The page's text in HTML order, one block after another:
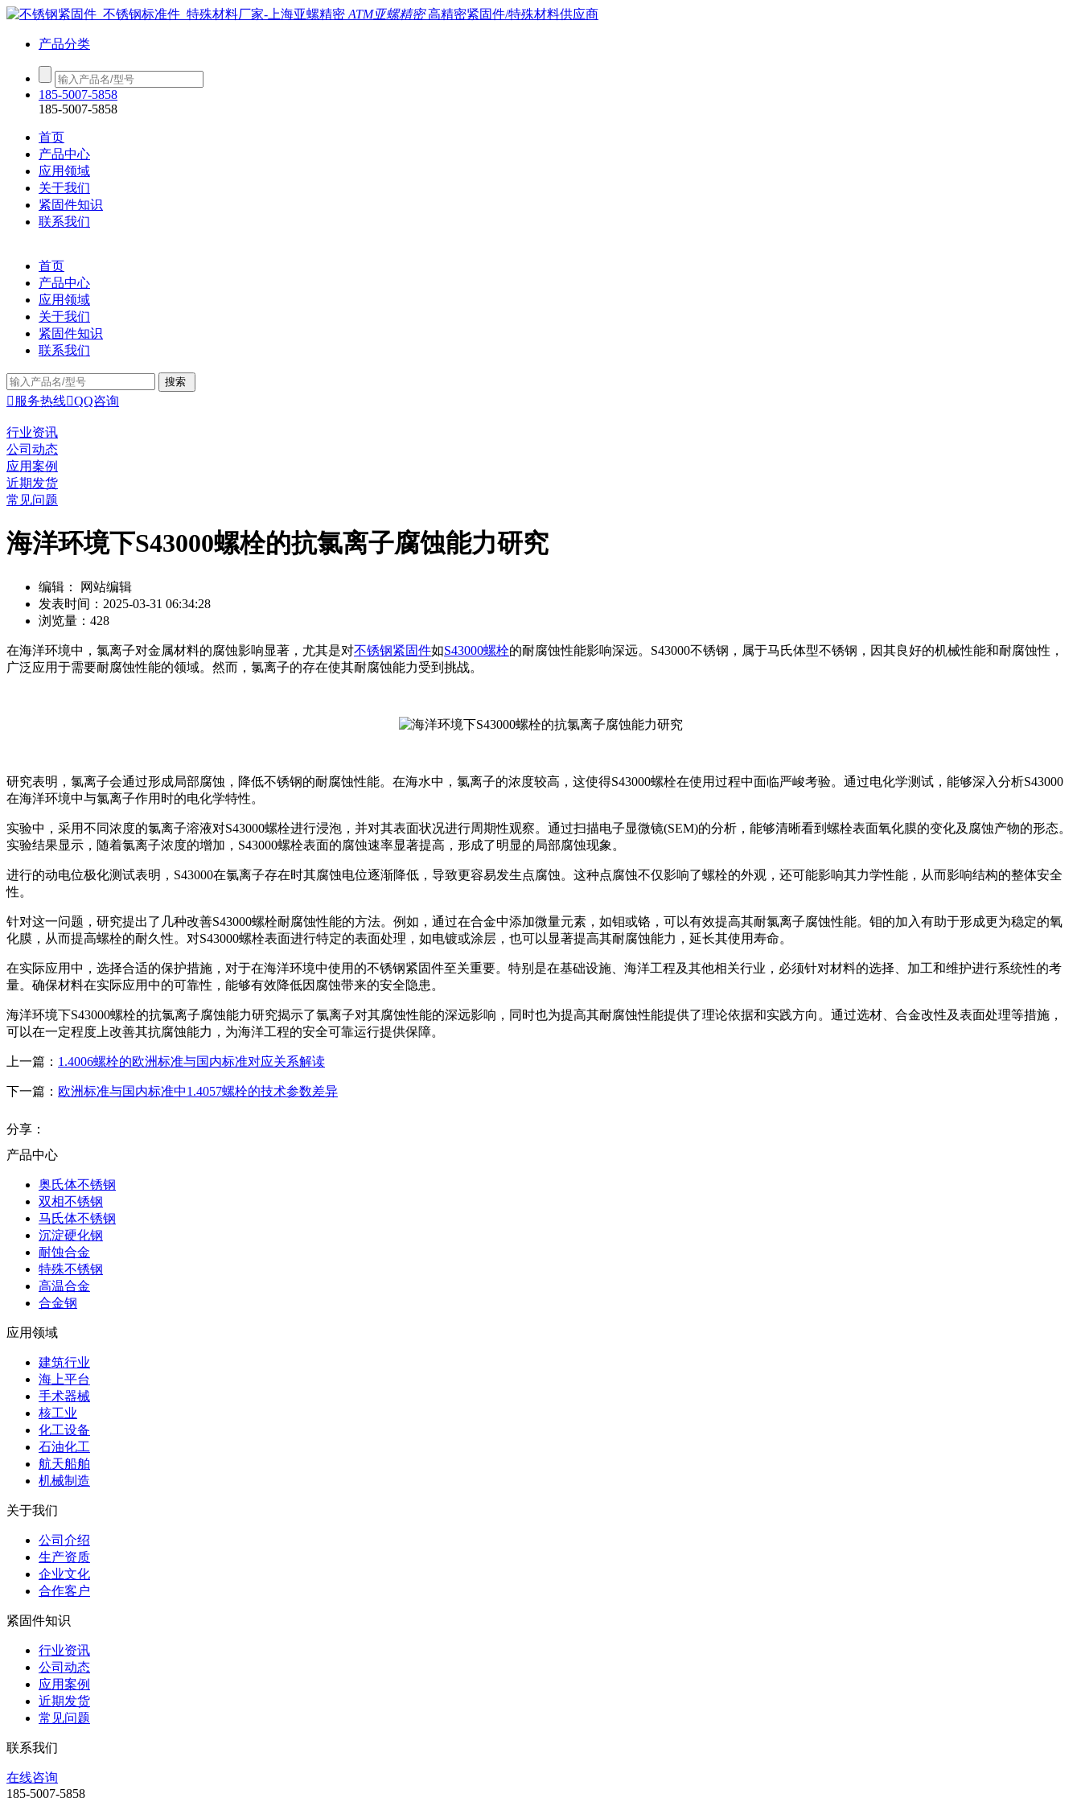
ATM亚螺精密高精密紧固件/特殊材料供应商
产品分类
185-5007-5858
185-5007-5858
首页
产品中心
应用领域
关于我们
紧固件知识
联系我们
首页
产品中心
应用领域
关于我们
紧固件知识
联系我们
 服务热线QQ咨询
行业资讯
公司动态
应用案例
近期发货
常见问题
海洋环境下S43000螺栓的抗氯离子腐蚀能力研究
编辑： 网站编辑
发表时间：2025-03-31 06:34:28
浏览量：428
在海洋环境中，氯离子对金属材料的腐蚀影响显著，尤其是对不锈钢紧固件如S43000螺栓的耐腐蚀性能影响深远。S43000不锈钢，属于马氏体型不锈钢，因其良好的机械性能和耐腐蚀性，
广泛应用于需要耐腐蚀性能的领域。然而，氯离子的存在使其耐腐蚀能力受到挑战。
研究表明，氯离子会通过形成局部腐蚀，降低不锈钢的耐腐蚀性能。在海水中，氯离子的浓度较高，这使得S43000螺栓在使用过程中面临严峻考验。通过电化学测试，能够深入分析S43000
在海洋环境中与氯离子作用时的电化学特性。
实验中，采用不同浓度的氯离子溶液对S43000螺栓进行浸泡，并对其表面状况进行周期性观察。通过扫描电子显微镜(SEM)的分析，能够清晰看到螺栓表面氧化膜的变化及腐蚀产物的形态。
实验结果显示，随着氯离子浓度的增加，S43000螺栓表面的腐蚀速率显著提高，形成了明显的局部腐蚀现象。
进行的动电位极化测试表明，S43000在氯离子存在时其腐蚀电位逐渐降低，导致更容易发生点腐蚀。这种点腐蚀不仅影响了螺栓的外观，还可能影响其力学性能，从而影响结构的整体安全
性。
针对这一问题，研究提出了几种改善S43000螺栓耐腐蚀性能的方法。例如，通过在合金中添加微量元素，如钼或铬，可以有效提高其耐氯离子腐蚀性能。钼的加入有助于形成更为稳定的氧
化膜，从而提高螺栓的耐久性。对S43000螺栓表面进行特定的表面处理，如电镀或涂层，也可以显著提高其耐腐蚀能力，延长其使用寿命。
在实际应用中，选择合适的保护措施，对于在海洋环境中使用的不锈钢紧固件至关重要。特别是在基础设施、海洋工程及其他相关行业，必须针对材料的选择、加工和维护进行系统性的考
量。确保材料在实际应用中的可靠性，能够有效降低因腐蚀带来的安全隐患。
海洋环境下S43000螺栓的抗氯离子腐蚀能力研究揭示了氯离子对其腐蚀性能的深远影响，同时也为提高其耐腐蚀性能提供了理论依据和实践方向。通过选材、合金改性及表面处理等措施，
可以在一定程度上改善其抗腐蚀能力，为海洋工程的安全可靠运行提供保障。
上一篇： 1.4006螺栓的欧洲标准与国内标准对应关系解读
下一篇： 欧洲标准与国内标准中1.4057螺栓的技术参数差异
分享：
产品中心
奥氏体不锈钢
双相不锈钢
马氏体不锈钢
沉淀硬化钢
耐蚀合金
特殊不锈钢
高温合金
合金钢
应用领域
建筑行业
海上平台
手术器械
核工业
化工设备
石油化工
航天船舶
机械制造
关于我们
公司介绍
生产资质
企业文化
合作客户
紧固件知识
行业资讯
公司动态
应用案例
近期发货
常见问题
联系我们
在线咨询
185-5007-5858